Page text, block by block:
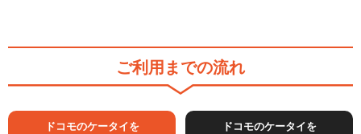
ご利用までの流れ
ドコモのケータイを
ドコモのケータイを